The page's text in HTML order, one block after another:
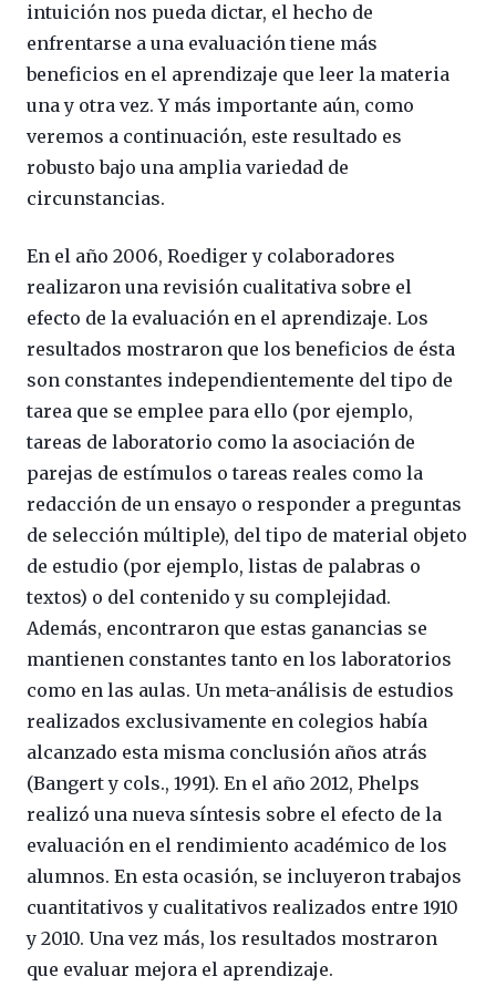
intuición nos pueda dictar, el hecho de
enfrentarse a una evaluación tiene más
beneficios en el aprendizaje que leer la materia
una y otra vez. Y más importante aún, como
veremos a continuación, este resultado es
robusto bajo una amplia variedad de
circunstancias.
En el año 2006, Roediger y colaboradores
realizaron una revisión cualitativa sobre el
efecto de la evaluación en el aprendizaje. Los
resultados mostraron que los beneficios de ésta
son constantes independientemente del tipo de
tarea que se emplee para ello (por ejemplo,
tareas de laboratorio como la asociación de
parejas de estímulos o tareas reales como la
redacción de un ensayo o responder a preguntas
de selección múltiple), del tipo de material objeto
de estudio (por ejemplo, listas de palabras o
textos) o del contenido y su complejidad.
Además, encontraron que estas ganancias se
mantienen constantes tanto en los laboratorios
como en las aulas. Un meta-análisis de estudios
realizados exclusivamente en colegios había
alcanzado esta misma conclusión años atrás
(Bangert y cols., 1991). En el año 2012, Phelps
realizó una nueva síntesis sobre el efecto de la
evaluación en el rendimiento académico de los
alumnos. En esta ocasión, se incluyeron trabajos
cuantitativos y cualitativos realizados entre 1910
y 2010. Una vez más, los resultados mostraron
que evaluar mejora el aprendizaje.